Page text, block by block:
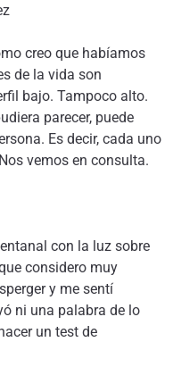
creo que habíamos
de la vida son
bajo. Tampoco alto.
parecer, puede
Es decir, cada uno
vemos en consulta.
con la luz sobre
considero muy
y me sentí
ni una palabra de lo
un test de